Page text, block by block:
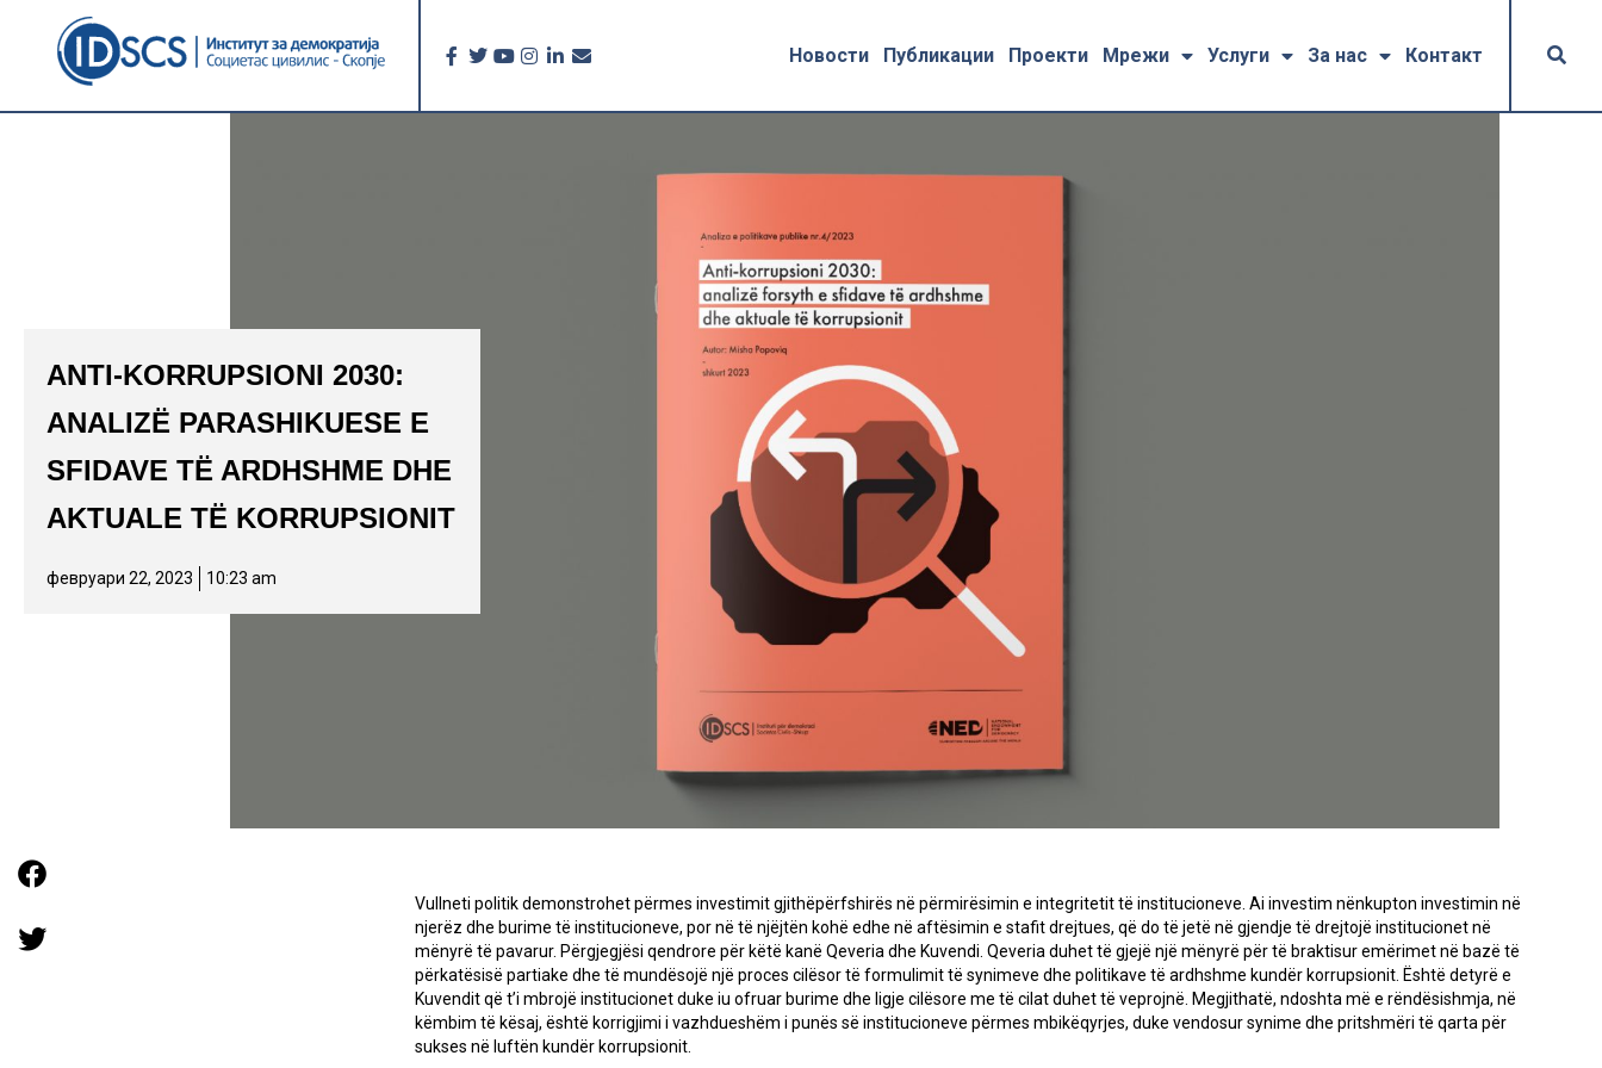
Новости Публикации Проекти Мрежи Услуги За нас Контакт
ANTI-KORRUPSIONI 2030:
ANALIZË PARASHIKUESE E
SFIDAVE TË ARDHSHME DHE
AKTUALE TË KORRUPSIONIT
февруари 22, 2023 10:23 am
Vullneti politik demonstrohet përmes investimit gjithëpërfshirës në përmirësimin e integritetit të institucioneve. Ai investim nënkupton investimin në
njerëz dhe burime të institucioneve, por në të njëjtën kohë edhe në aftësimin e stafit drejtues, që do të jetë në gjendje të drejtojë institucionet në
mënyrë të pavarur. Përgjegjësi qendrore për këtë kanë Qeveria dhe Kuvendi. Qeveria duhet të gjejë një mënyrë për të braktisur emërimet në bazë të
përkatësisë partiake dhe të mundësojë një proces cilësor të formulimit të synimeve dhe politikave të ardhshme kundër korrupsionit. Është detyrë e
Kuvendit që t’i mbrojë institucionet duke iu ofruar burime dhe ligje cilësore me të cilat duhet të veprojnë. Megjithatë, ndoshta më e rëndësishmja, në
këmbim të kësaj, është korrigjimi i vazhdueshëm i punës së institucioneve përmes mbikëqyrjes, duke vendosur synime dhe pritshmëri të qarta për
sukses në luftën kundër korrupsionit.